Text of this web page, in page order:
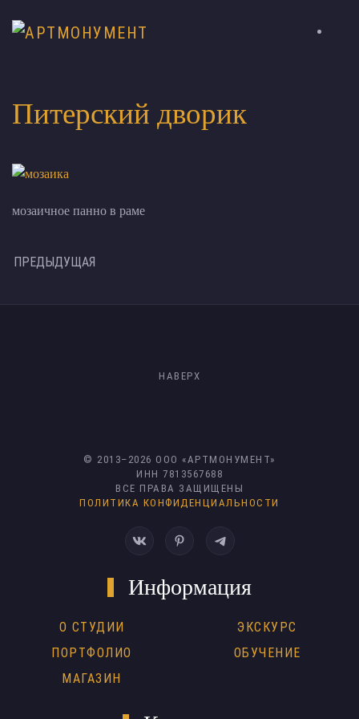
Питерский дворик
мозаичное панно в раме
ПРЕДЫДУЩАЯ
НАВЕРХ
© 2013– 2026 ООО «АРТМОНУМЕНТ»
ИНН 7813567688
ВСЕ ПРАВА ЗАЩИЩЕНЫ
ПОЛИТИКА КОНФИДЕНЦИАЛЬНОСТИ
Информация
О СТУДИИ
ПОРТФОЛИО
МАГАЗИН
ЭКСКУРС
ОБУЧЕНИЕ